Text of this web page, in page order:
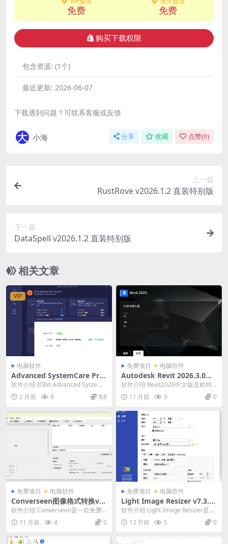
免费 免费
购买下载权限
包含资源: (1个)
最近更新: 2026-06-07
下载遇到问题？可联系客服或反馈
小海 分享 收藏 点赞(0)
上一篇
RustRove v2026.1.2 直装特别版
下一篇
DataSpell v2026.1.2 直装特别版
相关文章
VIP
电脑软件
Advanced SystemCare Pro
v19.4.0.210
软件介绍 IObit Advanced SystemC
are，系统清理维护与安全...
2 月前 9 8.8
免费项目 电脑软件
Autodesk Revit 2026.3.0中
文特别版
软件介绍 Revit2026中文版是欧特
克公司知名的三维建模软件,它是建
筑业BI...
11 月前 5 0
免费项目 电脑软件
Converseen图像格式转换v0.
15.0.3
软件介绍 Converseen是一款免费
跨平台批量图像处理器，支持Wind
ows...11 月前 4 0
免费项目 电脑软件
Light Image Resizer v7.3.0.
120
软件介绍 Light Image Resizer是将
数码照片和图像存在电脑中，并...
12 月前 5 0